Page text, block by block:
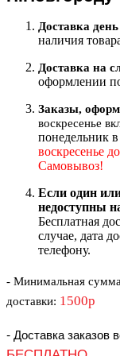
Доставка
наличия
Доставка на
оформлении
Заказы,
воскресенье
понедельник
воскресенье
Самовывоз!
Если один
недоступны
Бесплатная
случае, дата
телефону.
- Минимальная
доставки: 1500р
-Доставка заказов